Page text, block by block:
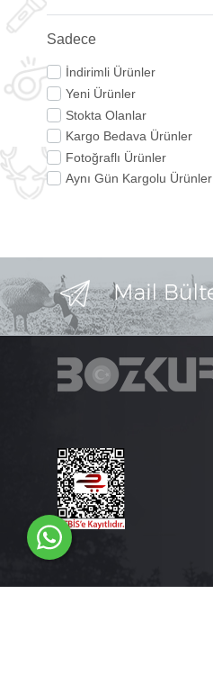
Sadece
İndirimli Ürünler
Yeni Ürünler
Stokta Olanlar
Kargo Bedava Ürünler
Fotoğraflı Ürünler
Aynı Gün Kargolu Ürünler